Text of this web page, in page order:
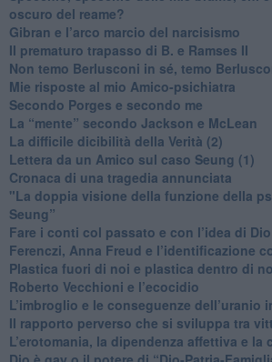
oscuro del reame?
​Gibran e l’arco marcio del narcisismo
​Il prematuro trapasso di B. e Ramses II
​Non temo Berlusconi in sé, temo
​Mie risposte al mio Amico-psichiatra
​Secondo Porges e secondo me
​La “mente” secondo Jackson e McLean
La difficile dicibilità della Verità (2)
​Lettera da un Amico sul caso Seung (1)
​Cronaca di una tragedia annunciata
"​La doppia visione della funzione della
Seung”
​Fare i conti col passato e con l’idea di Dio
​Ferenczi, Anna Freud e l’identificazione
Plastica fuori di noi e plastica dentro di
​Roberto Vecchioni e l’ecocidio
​L’imbroglio e le conseguenze dell’uranio
​Il rapporto perverso che si sviluppa tra
L’erotomania, la dipendenza affettiva e la